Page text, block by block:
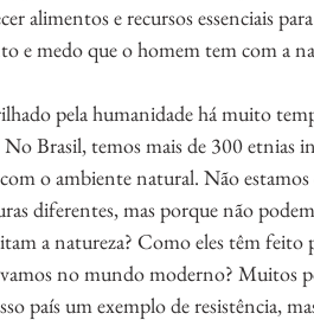
alimentos e recursos essenciais
e medo que o homem tem com a
pela humanidade há muito
No Brasil, temos mais de 300 etnias
o ambiente natural. Não
diferentes, mas porque não
a natureza? Como eles têm feito
no mundo moderno? Muitos
país um exemplo de resistência,